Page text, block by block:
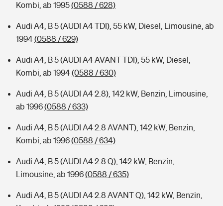
Kombi, ab 1995(0588 / 628)
Audi A4, B 5 (AUDI A4 TDI), 55 kW, Diesel, Limousine, ab
1994(0588 / 629)
Audi A4, B 5 (AUDI A4 AVANT TDI), 55 kW, Diesel,
Kombi, ab 1994(0588 / 630)
Audi A4, B 5 (AUDI A4 2.8), 142 kW, Benzin, Limousine,
ab 1996(0588 / 633)
Audi A4, B 5 (AUDI A4 2.8 AVANT), 142 kW, Benzin,
Kombi, ab 1996(0588 / 634)
Audi A4, B 5 (AUDI A4 2.8 Q), 142 kW, Benzin,
Limousine, ab 1996(0588 / 635)
Audi A4, B 5 (AUDI A4 2.8 AVANT Q), 142 kW, Benzin,